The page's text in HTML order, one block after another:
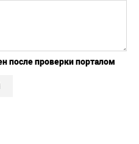
после проверки порталом